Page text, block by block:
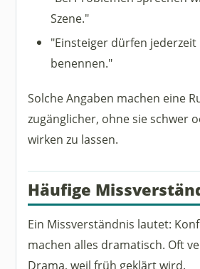
Szene."
"Einsteiger dürfen
benennen."
Solche Angaben machen eine
zugänglicher, ohne sie schwer
wirken zu lassen.
Häufige
Ein Missverständnis lautet:
machen alles dramatisch. Oft
Drama, weil früh geklärt wird.